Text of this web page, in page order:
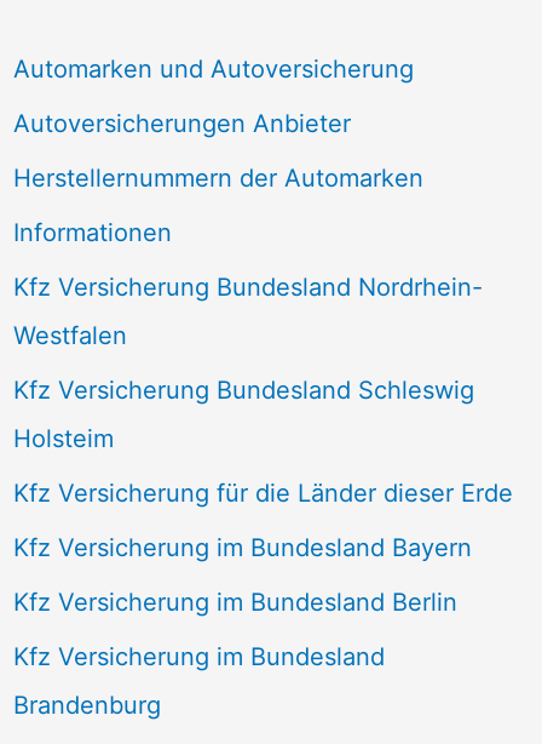
Automarken und Autoversicherung
Autoversicherungen Anbieter
Herstellernummern der Automarken
Informationen
Kfz Versicherung Bundesland Nordrhein-
Westfalen
Kfz Versicherung Bundesland Schleswig
Holsteim
Kfz Versicherung für die Länder dieser Erde
Kfz Versicherung im Bundesland Bayern
Kfz Versicherung im Bundesland Berlin
Kfz Versicherung im Bundesland
Brandenburg